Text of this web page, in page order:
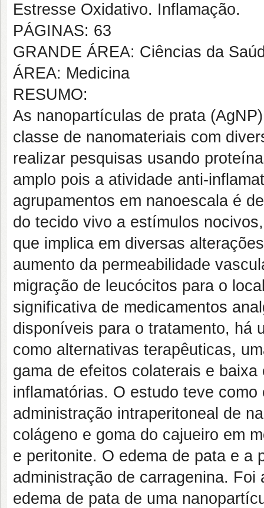
Estresse Oxidativo. Inflamação.
PÁGINAS: 63
GRANDE ÁREA: Ciências da
ÁREA: Medicina
RESUMO:
As nanopartículas de prata
classe de nanomateriais com
realizar pesquisas usando
amplo pois a atividade anti-
agrupamentos em nanoescala é
do tecido vivo a estímulos
que implica em diversas
aumento da permeabilidade
migração de leucócitos para o
significativa de medicamentos
disponíveis para o tratamento, há
como alternativas terapêuticas,
gama de efeitos colaterais e
inflamatórias. O estudo teve
administração intraperitoneal de
colágeno e goma do cajueiro em
e peritonite. O edema de pata e a
administração de carragenina.
edema de pata de uma